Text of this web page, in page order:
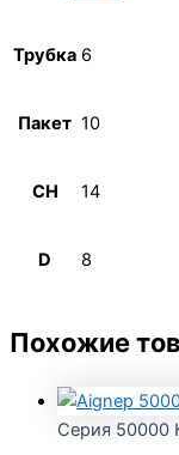
Трубка 6
Пакет 10
CH 14
D 8
Похожие
Серия 50000